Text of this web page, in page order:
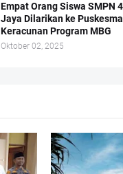
Empat Orang Siswa SMPN
Jaya Dilarikan ke
Keracunan Program MBG
Oktober 02, 2025